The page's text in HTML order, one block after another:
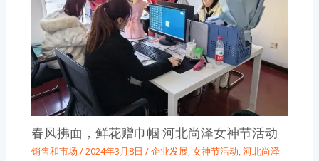
春风拂面，鲜花赠巾帼 河北尚泽女神节活动
销售和市场 /2024年3月8日/企业发展 ,女神节活动 ,河北尚泽